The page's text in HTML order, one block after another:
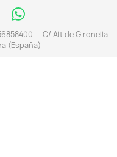
— C/ Alt de Gironella
(España)